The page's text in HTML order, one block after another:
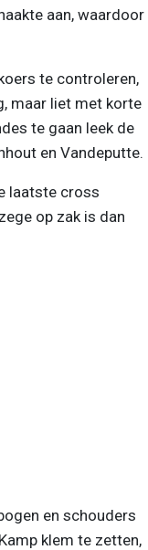
aan, waardoor
te controleren,
maar liet met korte
te gaan leek de
en Vandeputte.
laatste cross
op zak is dan
en schouders
klem te zetten,